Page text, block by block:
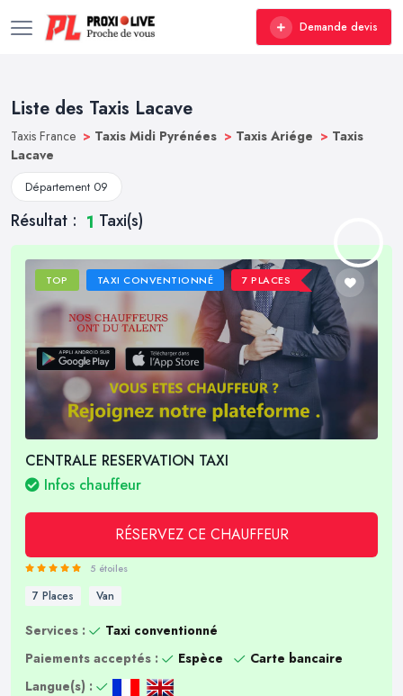
Demande devis
Liste des Taxis Lacave
Taxis France > Taxis Midi Pyrénées > Taxis Ariége > Taxis
Lacave
Département 09
Résultat : 1 Taxi(s)
TOP TAXI CONVENTIONNÉ 7 PLACES
CENTRALE RESERVATION TAXI
Infos chauffeur
RÉSERVEZ CE CHAUFFEUR
5 étoiles
7 Places Van
Services :
Taxi conventionné
Paiements acceptés :
Espèce
Carte bancaire
Langue(s) :